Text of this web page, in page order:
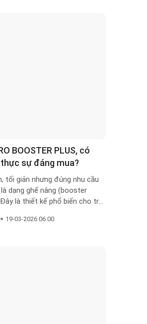
BOOSTER PLUS, có
sự đáng mua?
tối giản nhưng đúng nhu cầu
là dạng ghế nâng (booster
là thiết kế phổ biến cho trẻ
19-03-2026 06:00